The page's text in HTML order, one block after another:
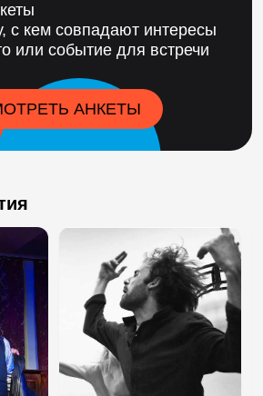
с кем совпадают интересы
или событие для встречи
АНКЕТЫ